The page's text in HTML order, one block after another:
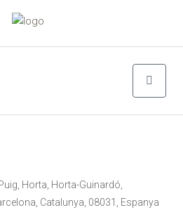
Horta, Horta-Guinardó,
Catalunya, 08031, Espanya